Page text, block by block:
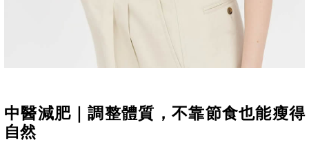
中醫減肥｜調整體質，不靠節食也能瘦得
自然